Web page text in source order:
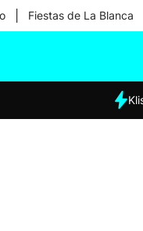
Fiestas de La Blanca